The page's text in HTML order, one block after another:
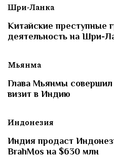
Шри-Ланка
Китайские преступные
деятельность на Шри-
Мьянма
Глава Мьянмы
визит в Индию
Индонезия
Индия продаст
BrahMos на $630 млн